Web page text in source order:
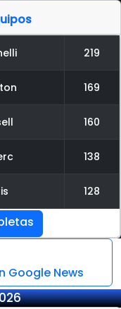
219
169
160
138
128
Google News